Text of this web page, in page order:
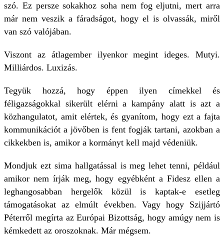
szó. Ez persze sokakhoz soha nem fog eljutni, mert arra
már nem veszik a fáradságot, hogy el is olvassák, miről
van szó valójában.
Viszont az átlagember ilyenkor megint ideges. Mutyi.
Milliárdos. Luxizás.
Tegyük hozzá, hogy éppen ilyen címekkel és
féligazságokkal sikerült elérni a kampány alatt is azt a
közhangulatot, amit elértek, és gyanítom, hogy ezt a fajta
kommunikációt a jövőben is fent fogják tartani, azokban a
cikkekben is, amikor a kormányt kell majd védeniük.
Mondjuk ezt sima hallgatással is meg lehet tenni, például
amikor nem írják meg, hogy egyébként a Fidesz ellen a
leghangosabban hergelők közül is kaptak-e esetleg
támogatásokat az elmúlt években. Vagy hogy Szijjártó
Péterről megírta az Európai Bizottság, hogy amúgy nem is
kémkedett az oroszoknak. Már mégsem.